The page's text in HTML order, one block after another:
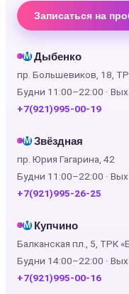
Записаться на
М Дыбенко
пр. Большевиков, 18,
Будни 11:00–22:00 ·
+7(921)995-00-19
М Звёздная
пр. Юрия Гагарина, 42
Будни 11:00–22:00 ·
+7(921)995-26-25
М Купчино
Балканская пл., 5, ТРК
Будни 14:00–22:00 ·
+7(921)995-00-16